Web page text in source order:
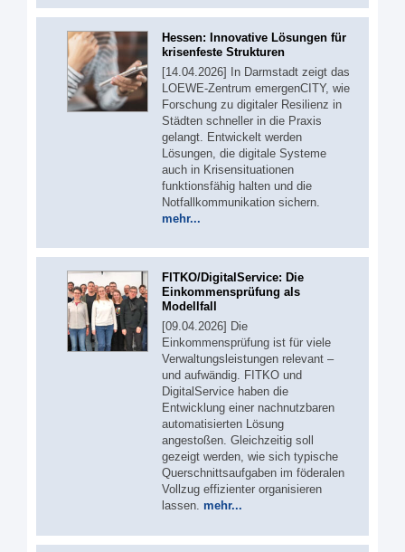
Hessen: Innovative Lösungen für
krisenfeste Strukturen
[14.04.2026] In Darmstadt zeigt das
LOEWE-Zentrum emergenCITY, wie
Forschung zu digitaler Resilienz in
Städten schneller in die Praxis
gelangt. Entwickelt werden
Lösungen, die digitale Systeme
auch in Krisensituationen
funktionsfähig halten und die
Notfallkommunikation sichern.
mehr...
FITKO/DigitalService: Die
Einkommensprüfung als
Modellfall
[09.04.2026] Die
Einkommensprüfung ist für viele
Verwaltungsleistungen relevant –
und aufwändig. FITKO und
DigitalService haben die
Entwicklung einer nachnutzbaren
automatisierten Lösung
angestoßen. Gleichzeitig soll
gezeigt werden, wie sich typische
Querschnittsaufgaben im föderalen
Vollzug effizienter organisieren
lassen. mehr...